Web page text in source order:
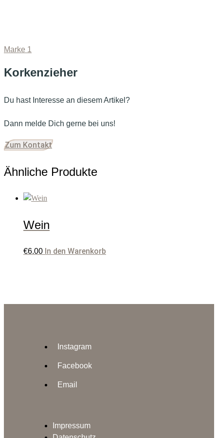
Marke 1
Korkenzieher
Du hast Interesse an diesem Artikel?
Dann melde Dich gerne bei uns!
Zum Kontakt
Ähnliche Produkte
Wein
€6.00 In den Warenkorb
Instagram
Facebook
Email
Impressum